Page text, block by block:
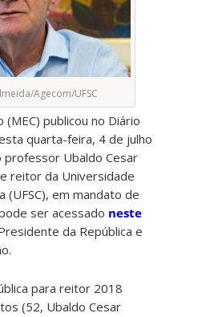
Agecom/UFSC
publicou no Diário
quarta-feira, 4 de julho
professor Ubaldo Cesar
reitor da Universidade
(UFSC), em mandato de
ser acessado neste
da República e
para reitor 2018
(52, Ubaldo Cesar